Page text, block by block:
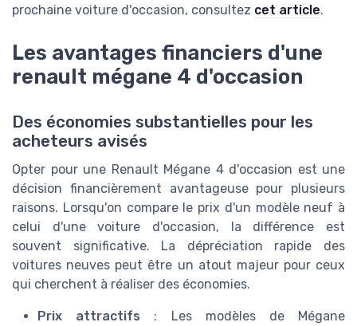
prochaine voiture d'occasion, consultez cet article.
Les avantages financiers d'une
renault mégane 4 d'occasion
Des économies substantielles pour les
acheteurs avisés
Opter pour une Renault Mégane 4 d'occasion est une
décision financièrement avantageuse pour plusieurs
raisons. Lorsqu'on compare le prix d'un modèle neuf à
celui d'une voiture d'occasion, la différence est
souvent significative. La dépréciation rapide des
voitures neuves peut être un atout majeur pour ceux
qui cherchent à réaliser des économies.
Prix attractifs : Les modèles de Mégane